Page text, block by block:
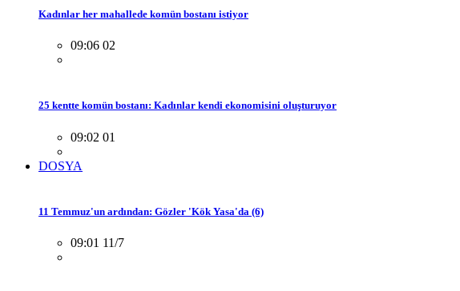
Kadınlar her mahallede komün bostanı istiyor
09:06 02
25 kentte komün bostanı: Kadınlar kendi ekonomisini oluşturuyor
09:02 01
DOSYA
11 Temmuz'un ardından: Gözler 'Kök Yasa'da (6)
09:01 11/7